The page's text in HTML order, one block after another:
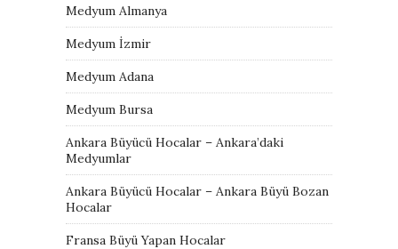
Medyum Almanya
Medyum İzmir
Medyum Adana
Medyum Bursa
Ankara Büyücü Hocalar – Ankara’daki
Medyumlar
Ankara Büyücü Hocalar – Ankara Büyü Bozan
Hocalar
Fransa Büyü Yapan Hocalar